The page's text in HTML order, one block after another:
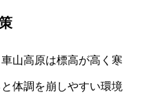
山高原は標高が高く寒
体調を崩しやすい環境